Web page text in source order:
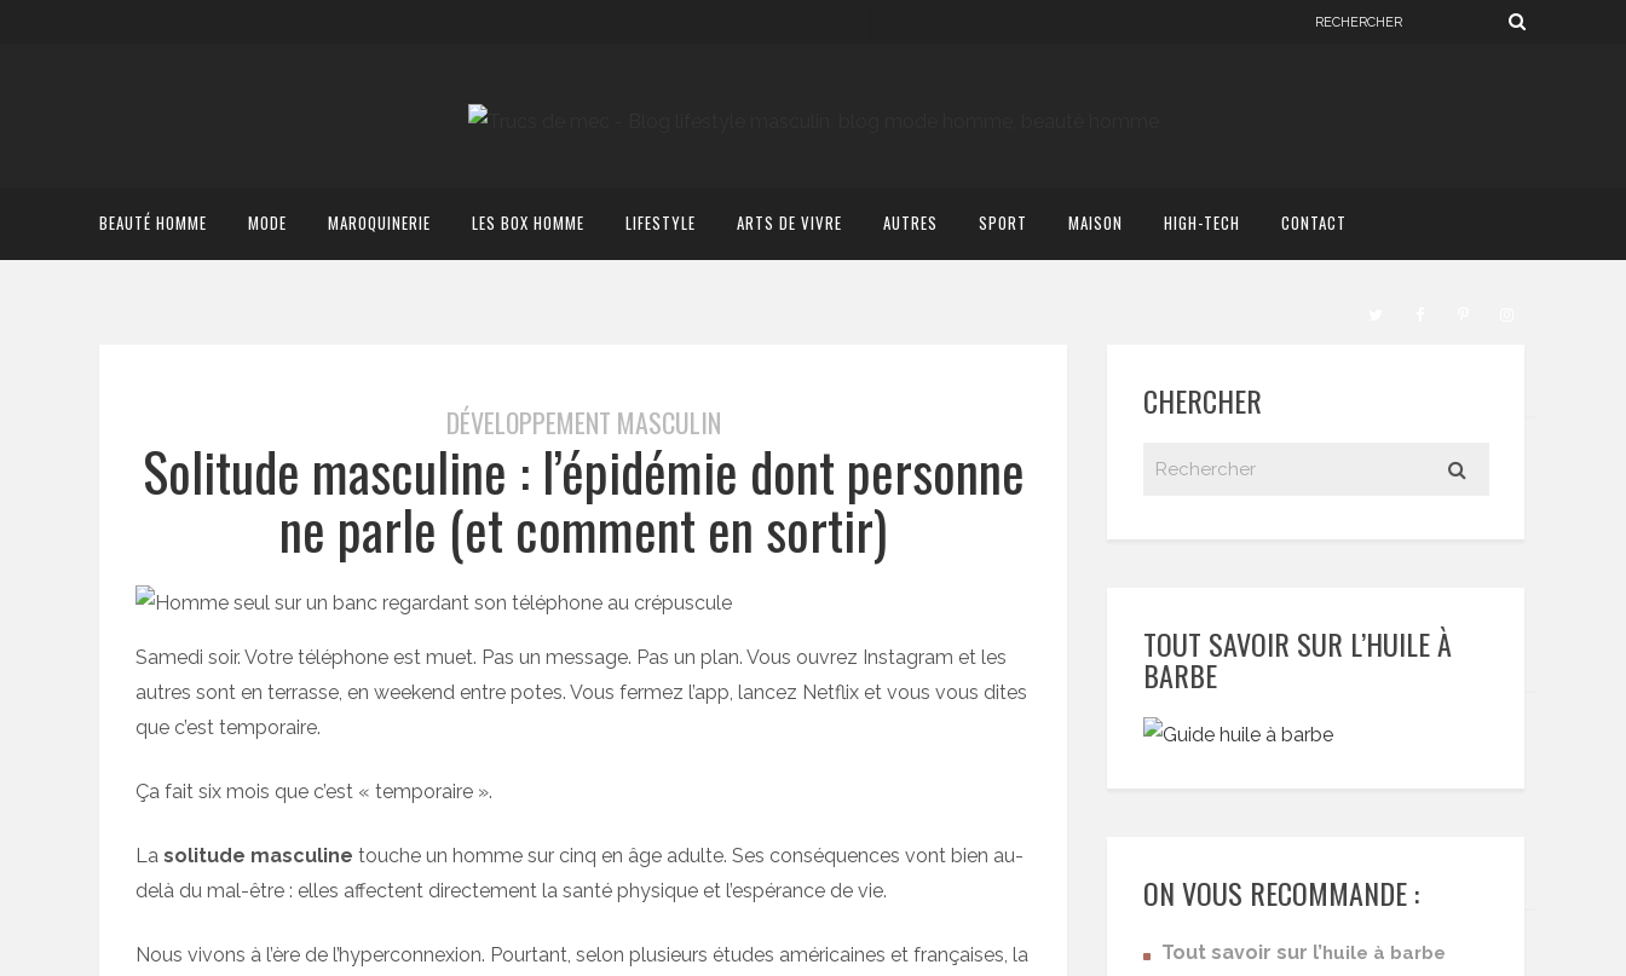
BEAUTÉ HOMME MODE MAROQUINERIE LES BOX HOMME LIFESTYLE ARTS DE VIVRE AUTRES SPORT MAISON HIGH-TECH CONTACT
DÉVELOPPEMENT MASCULIN
Solitude masculine : l’épidémie dont personne
ne parle (et comment en sortir)
Samedi soir. Votre téléphone est muet. Pas un message. Pas un plan. Vous ouvrez Instagram et les
autres sont en terrasse, en weekend entre potes. Vous fermez l’app, lancez Netflix et vous vous dites
que c’est temporaire.
Ça fait six mois que c’est « temporaire ».
La solitude masculine touche un homme sur cinq en âge adulte. Ses conséquences vont bien au-
delà du mal-être : elles affectent directement la santé physique et l’espérance de vie.
Nous vivons à l’ère de l’hyperconnexion. Pourtant, selon plusieurs études américaines et françaises, la
CHERCHER
TOUT SAVOIR SUR L’HUILE À
BARBE
ON VOUS RECOMMANDE :
Tout savoir sur l’huile à barbe